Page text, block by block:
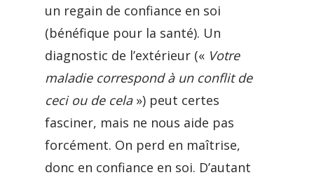
un regain de confiance en soi
(bénéfique pour la santé). Un
diagnostic de l’extérieur (« Votre
maladie correspond à un conflit de
ceci ou de cela ») peut certes
fasciner, mais ne nous aide pas
forcément. On perd en maîtrise,
donc en confiance en soi. D’autant